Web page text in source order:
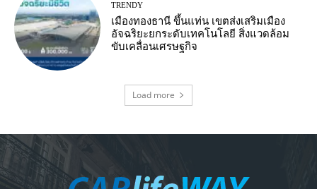
TRENDY
เมืองทองธานี ขึ้นแท่น เขตส่งเสริมเมือง
อัจฉริยะยกระดับเทคโนโลยี สิ่งแวดล้อม
ขับเคลื่อนเศรษฐกิจ
Load more